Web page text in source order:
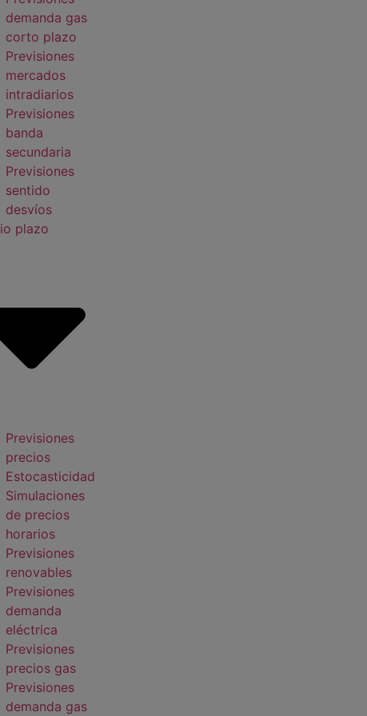
demanda gas
corto plazo
Previsiones
mercados
intradiarios
Previsiones
banda
secundaria
Previsiones
sentido
desvíos
plazo
Previsiones
precios
Estocasticidad
Simulaciones
de precios
horarios
Previsiones
renovables
Previsiones
demanda
eléctrica
Previsiones
precios gas
Previsiones
demanda gas